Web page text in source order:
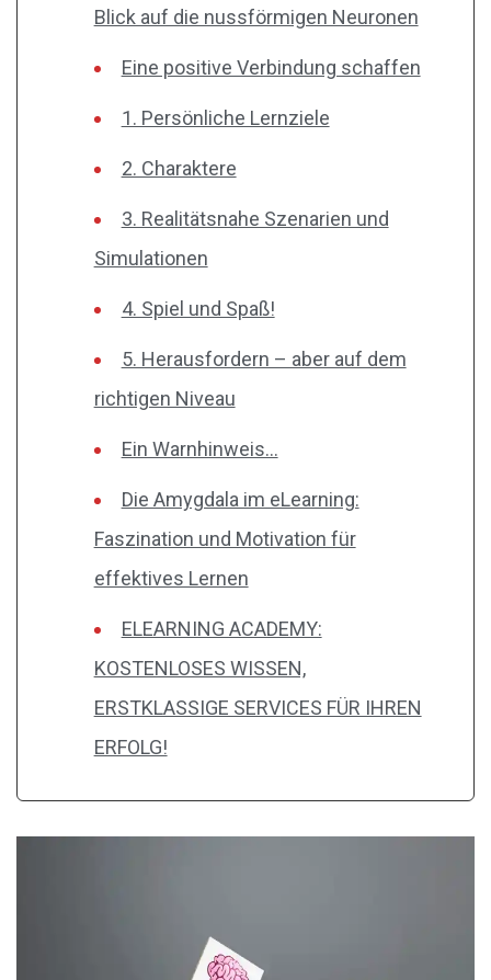
Blick auf die nussförmigen Neuronen
Eine positive Verbindung schaffen
1. Persönliche Lernziele
2. Charaktere
3. Realitätsnahe Szenarien und
Simulationen
4. Spiel und Spaß!
5. Herausfordern – aber auf dem
richtigen Niveau
Ein Warnhinweis…
Die Amygdala im eLearning:
Faszination und Motivation für
effektives Lernen
ELEARNING ACADEMY:
KOSTENLOSES WISSEN,
ERSTKLASSIGE SERVICES FÜR IHREN
ERFOLG!